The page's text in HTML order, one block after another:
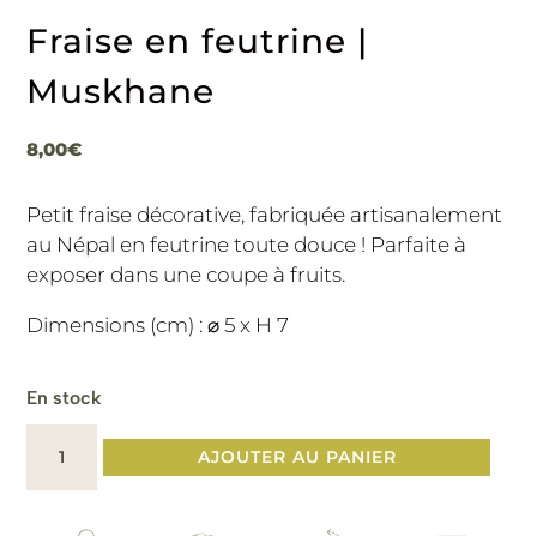
Fraise en feutrine |
Muskhane
8,00€
Petit fraise décorative, fabriquée artisanalement
au Népal en feutrine toute douce ! Parfaite à
exposer dans une coupe à fruits.
Dimensions (cm) : ⌀ 5 x H 7
En stock
quantité
Fraise
AJOUTER AU PANIER